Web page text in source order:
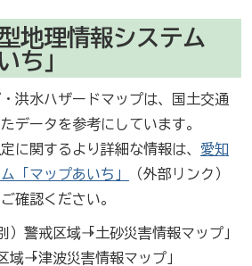
地理情報システム
ち」
洪水ハザードマップは、国土交通
データを参考にしています。
に関するより詳細な情報は、 愛知
「マップあいち」
（外部リンク）
確認ください。
）警戒区域→「土砂災害情報マップ」
域→「津波災害情報マップ」